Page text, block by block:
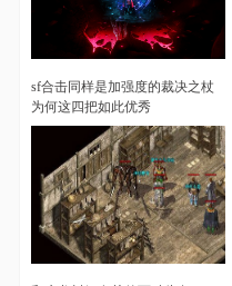
sf合击同样是加强度的裁决之杖
为何这四把如此优秀